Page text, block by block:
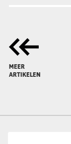
MEER
ARTIKELEN